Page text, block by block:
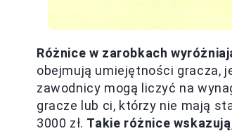
Różnice w zarobkach
obejmują umiejętności gracza,
zawodnicy mogą liczyć na
gracze lub ci, którzy nie mają
3000 zł. Takie różnice